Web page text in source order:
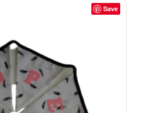
Save